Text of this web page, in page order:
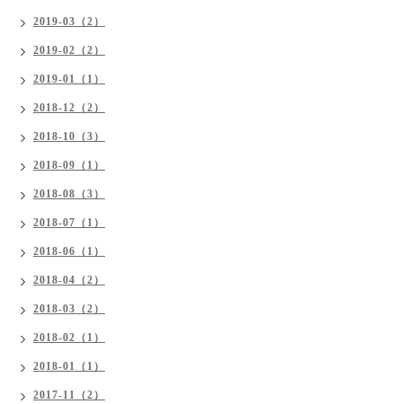
2019-03（2）
2019-02（2）
2019-01（1）
2018-12（2）
2018-10（3）
2018-09（1）
2018-08（3）
2018-07（1）
2018-06（1）
2018-04（2）
2018-03（2）
2018-02（1）
2018-01（1）
2017-11（2）